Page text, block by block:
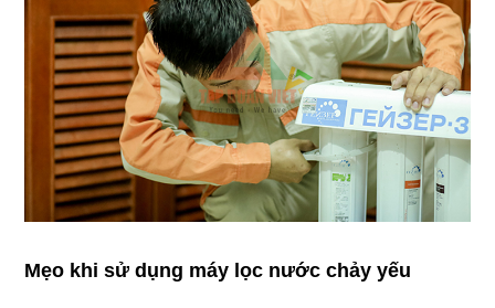
Mẹo khi sử dụng máy lọc nước chảy yếu